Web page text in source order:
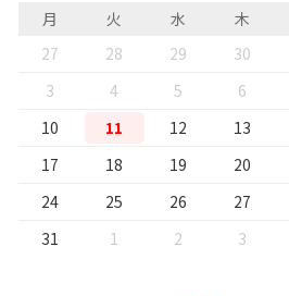
月 火 水 木
27
28 29 30
3
4 5 6
10
11 12 13
17
18 19 20
24
25 26 27
31
1 2 3